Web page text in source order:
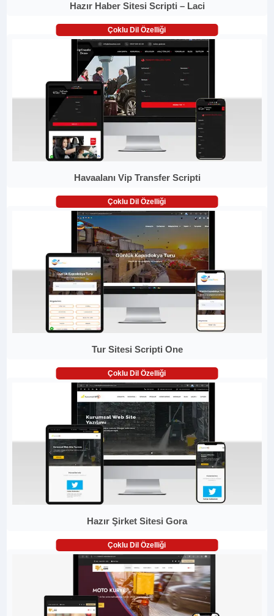
Hazır Haber Sitesi Scripti – Laci
Çoklu Dil Özelliği
Havaalanı Vip Transfer Scripti
Çoklu Dil Özelliği
Tur Sitesi Scripti One
Çoklu Dil Özelliği
Hazır Şirket Sitesi Gora
Çoklu Dil Özelliği